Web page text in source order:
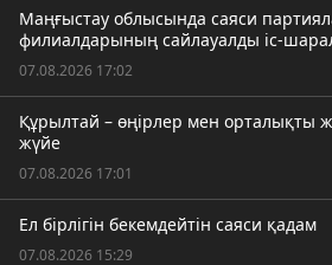
Маңғыстау облысында саяси
филиалдарының сайлауалды іс-
07.08.2026 17:02
Құрылтай – өңірлер мен орталықты
жүйе
07.08.2026 17:01
Ел бірлігін бекемдейтін саяси қадам
07.08.2026 15:29